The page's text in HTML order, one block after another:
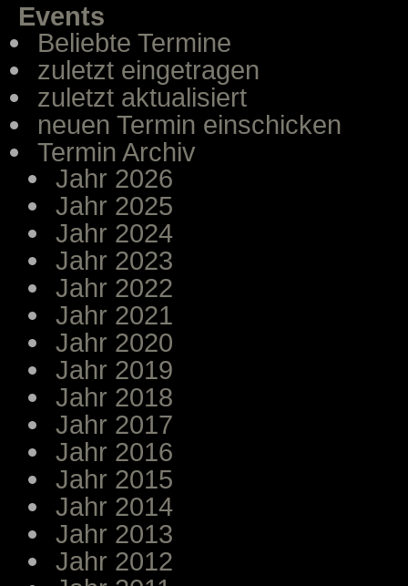
Events
Beliebte Termine
zuletzt eingetragen
zuletzt aktualisiert
neuen Termin einschicken
Termin Archiv
Jahr 2026
Jahr 2025
Jahr 2024
Jahr 2023
Jahr 2022
Jahr 2021
Jahr 2020
Jahr 2019
Jahr 2018
Jahr 2017
Jahr 2016
Jahr 2015
Jahr 2014
Jahr 2013
Jahr 2012